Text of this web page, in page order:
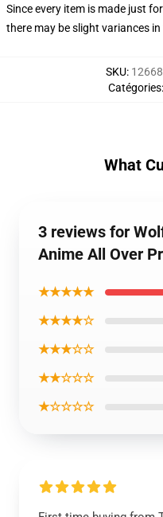
Since every item is made just
there may be slight variances
SKU:
Catégories:
What
3 reviews for
Anime All Over
★★★★★
★★★★☆
★★★☆☆
★★☆☆☆
★☆☆☆☆